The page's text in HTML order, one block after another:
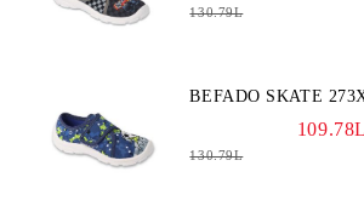
130.79L
BEFADO SKATE
109.78L
130.79L